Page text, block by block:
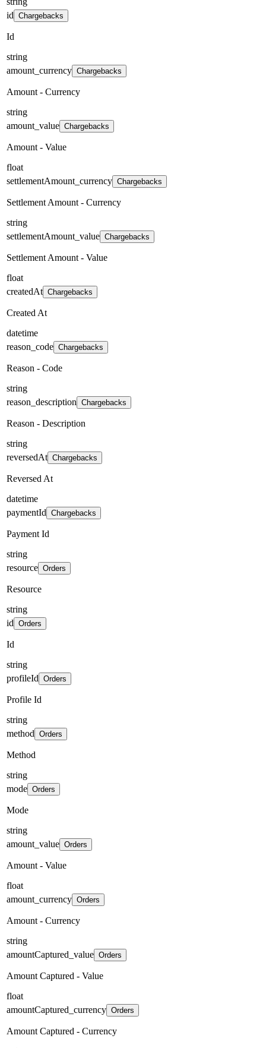
id Chargebacks
Id
string
amount_currency Chargebacks
Amount - Currency
string
amount_value Chargebacks
Amount - Value
float
settlementAmount_currency Chargebacks
Settlement Amount - Currency
string
settlementAmount_value Chargebacks
Settlement Amount - Value
float
createdAt Chargebacks
Created At
datetime
reason_code Chargebacks
Reason - Code
string
reason_description Chargebacks
Reason - Description
string
reversedAt Chargebacks
Reversed At
datetime
paymentId Chargebacks
Payment Id
string
resource Orders
Resource
string
id Orders
Id
string
profileId Orders
Profile Id
string
method Orders
Method
string
mode Orders
Mode
string
amount_value Orders
Amount - Value
float
amount_currency Orders
Amount - Currency
string
amountCaptured_value Orders
Amount Captured - Value
float
amountCaptured_currency Orders
Amount Captured - Currency